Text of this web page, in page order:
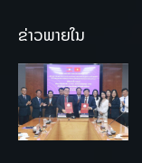
ຂ່າວພາຍໃນ